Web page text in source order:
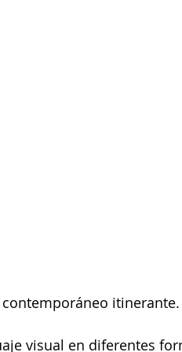
itinerante.
visual en diferentes